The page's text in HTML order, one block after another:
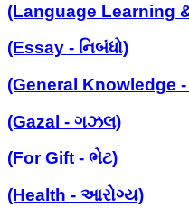
(Language Learning
(Essay - નિબંધો)
(General Knowledge -
(Gazal - ગઝલ)
(For Gift - ભેટ)
(Health - આરોગ્ય)